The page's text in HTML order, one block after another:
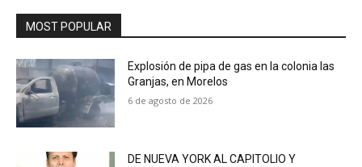
MOST POPULAR
Explosión de pipa de gas en la colonia las
Granjas, en Morelos
6 de agosto de 2026
DE NUEVA YORK AL CAPITOLIO Y